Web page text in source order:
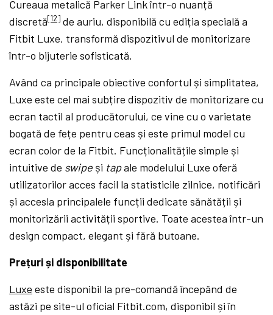
Cureaua metalică Parker Link într-o nuanță
discretă[12] de auriu, disponibilă cu ediția specială a
Fitbit Luxe, transformă dispozitivul de monitorizare
într-o bijuterie sofisticată.
Având ca principale obiective confortul și simplitatea,
Luxe este cel mai subțire dispozitiv de monitorizare cu
ecran tactil al producătorului, ce vine cu o varietate
bogată de fețe pentru ceas și este primul model cu
ecran color de la Fitbit. Funcționalitățile simple și
intuitive de swipe și tapale modelului Luxe oferă
utilizatorilor acces facil la statisticile zilnice, notificări
și accesla principalele funcții dedicate sănătății și
monitorizării activității sportive. Toate acestea într-un
design compact, elegant și fără butoane.
Prețuri și disponibilitate
Luxe este disponibil la pre-comandă începând de
astăzi pe site-ul oficial Fitbit.com, disponibil și în